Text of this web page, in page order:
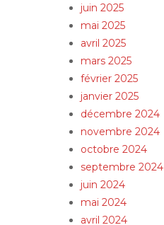
juin 2025
mai 2025
avril 2025
mars 2025
février 2025
janvier 2025
décembre 2024
novembre 2024
octobre 2024
septembre 2024
juin 2024
mai 2024
avril 2024